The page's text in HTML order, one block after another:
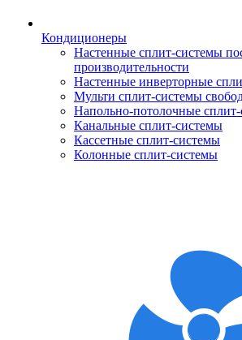
Кондиционеры
Настенные сплит-системы
производительности
Настенные инверторные
Мульти сплит-системы
Напольно-потолочные
Канальные сплит-системы
Кассетные сплит-системы
Колонные сплит-системы